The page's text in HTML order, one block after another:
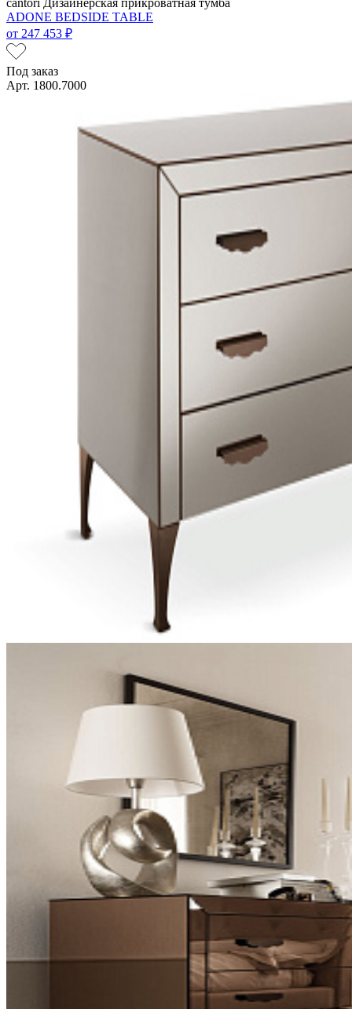
ADONE BEDSIDE TABLE
от 247 453 ₽
Под заказ
Арт. 1800.7000